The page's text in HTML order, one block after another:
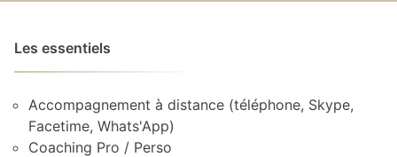
Les essentiels
Accompagnement à distance (téléphone, Skype,
Facetime, Whats'App)
Coaching Pro / Perso